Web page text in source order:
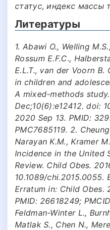
статус, индекс массы
Литературы
1. Abawi O., Welling
Rossum E.F.C.,
E.L.T., van der Voorn
in children and
A mixed-methods
Dec;10(6):e12412. doi:
2020 Sep 13. PMID:
PMC7685119. 2.
Narayan K.M., Kramer
Incidence in the United
Review. Child Obes.
10.1089/chi.2015.0055.
Erratum in: Child Obes.
PMID: 26618249;
Feldman-Winter L.,
Matlak S., Chen N.,